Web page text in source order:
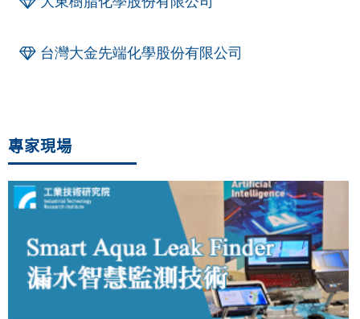
台灣大金先端化學股份有限公司
專家現場